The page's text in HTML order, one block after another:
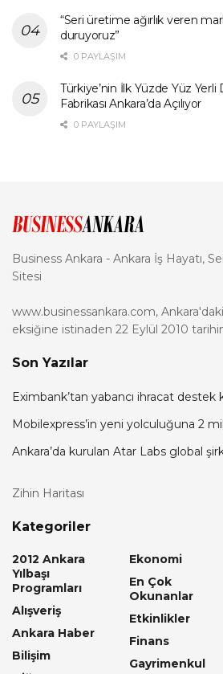
“Seri üretime ağırlık veren
duruyoruz”
0 PAYLAŞIM
Türkiye’nin İlk Yüzde Yüz
Fabrikası Ankara’da Açılıyor
0 PAYLAŞIM
Business Ankara - Ankara İş Hayatı,
Sitesi
www.businessankara.com,
eksiğine istinaden 22 Eylül 2010
Son Yazılar
Eximbank’tan yabancı ihracat destek
Mobilexpress’in yeni yolculuğuna 2
Ankara’da kurulan Atar Labs global
Zihin Haritası
Kategoriler
2012 Ankara
Yılbaşı
Programları
Alışveriş
Ankara Haber
Bilişim
Ekonomi
En Çok
Okunanlar
Etkinlikler
Finans
Gayrimenkul